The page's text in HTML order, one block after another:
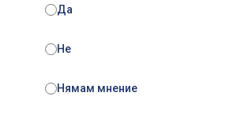
Да
Не
Нямам мнение